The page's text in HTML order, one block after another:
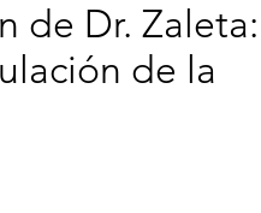
de Dr. Zaleta:
de la